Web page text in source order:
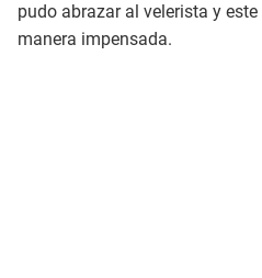
pudo abrazar al velerista y
manera impensada.